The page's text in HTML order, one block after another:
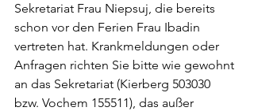
Sekretariat Frau Niepsuj, die bereits
schon vor den Ferien Frau Ibadin
vertreten hat. Krankmeldungen oder
Anfragen richten Sie bitte wie gewohnt
an das Sekretariat (Kierberg 503030
bzw. Vochem 155511), das außer